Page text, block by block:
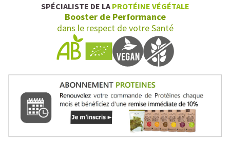
SPÉCIALISTE DE LA PROTÉINE VÉGÉTALE
Booster de Performance
dans le respect de votre Santé